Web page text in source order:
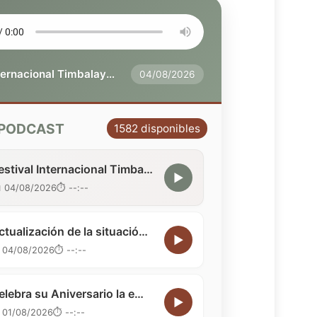
Festival Internacional Timbalaye en Camagüey 04/08/2026
1582 disponibles
Festival Internacional Timbalaye en Camagüey
04/08/2026⏱️ --:--
▶
Actualización de la situación del SEN en Camagüey
04/08/2026⏱️ --:--
▶
Celebra su Aniversario la emisora Radio Nuevitas
01/08/2026⏱️ --:--
▶